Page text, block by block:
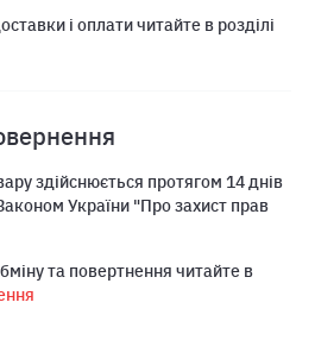
і оплати читайте в розділі
здійснюється протягом 14 днів
України "Про захист прав
та повертнення читайте в